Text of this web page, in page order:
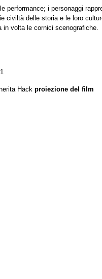
performance; i personaggi
civiltà delle storia e le loro
in volta le cornici scenografiche.
Hack proiezione del film